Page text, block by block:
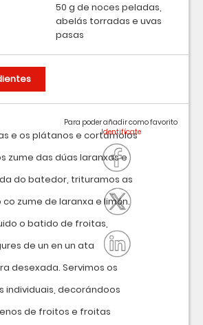
e os plátanos e cortámolos
zume das dúas laranxas e
do batedor, trituramos as
zume de laranxa e limón.
o batido de froitas,
de un en un ata
desexada. Servimos os
individuais, decorándoos
de froitos e froitas
Para poder añadir como favorito
50 g de noces peladas,
abelás torradas e uvas
pasas